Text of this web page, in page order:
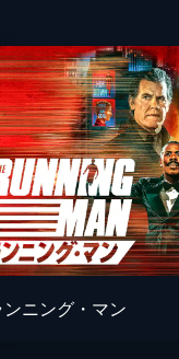
ンニング・マン